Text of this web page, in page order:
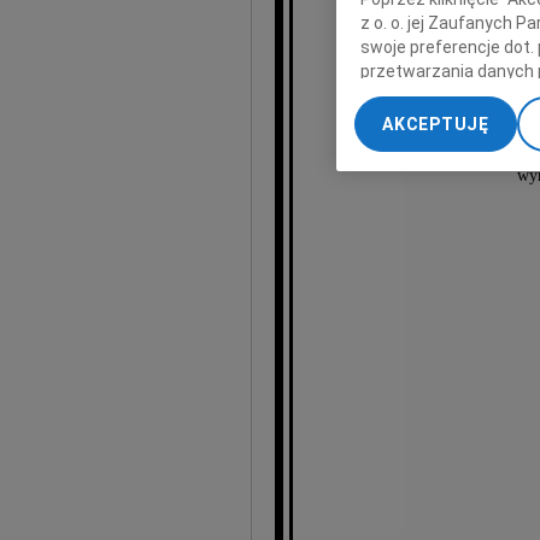
z o. o. jej Zaufanych
swoje preferencje dot.
przetwarzania danych
„Ustawienia
My, nasi Zaufani
dokładnych danych
Przechowywanie
treści, badnie
AKCEPTUJĘ